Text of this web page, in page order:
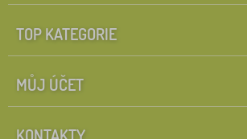
TOP KATEGORIE
MŮJ ÚČET